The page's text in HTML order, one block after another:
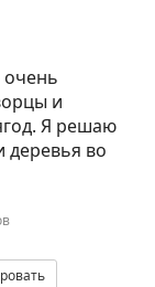
очень
и
Я решаю
деревья во